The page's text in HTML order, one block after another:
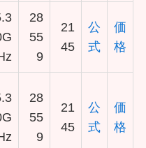
28
55
9
21
45
公
式
価
格
28
55
9
21
45
公
式
価
格